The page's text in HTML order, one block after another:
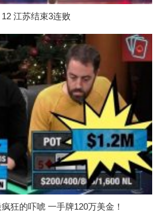
江苏结束3连败
狂的吓唬 一手牌120万美金！